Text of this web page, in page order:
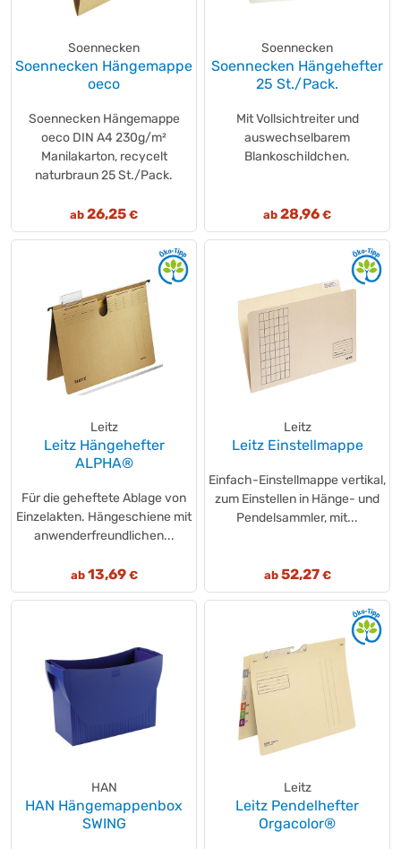
Soennecken
Soennecken Hängemappe
oeco
Soennecken Hängemappe
oeco DIN A4 230g/m²
Manilakarton, recycelt
naturbraun 25 St./Pack.
ab 26,25 €
Soennecken
Soennecken Hängehefter
25 St./Pack.
Mit Vollsichtreiter und
auswechselbarem
Blankoschildchen.
ab 28,96 €
Leitz
Leitz Hängehefter
ALPHA®
Für die geheftete Ablage von
Einzelakten. Hängeschiene mit
anwenderfreundlichen...
ab 13,69€
Leitz
Leitz Einstellmappe
Einfach-Einstellmappe vertikal,
zum Einstellen in Hänge- und
Pendelsammler, mit...
ab 52,27€
HAN
HAN Hängemappenbox
SWING
Leitz
Leitz Pendelhefter
Orgacolor®